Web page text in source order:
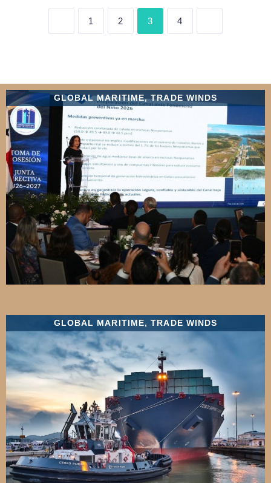
1 2 3 4
GLOBAL MARITIME,TRADE WINDS
GLOBAL MARITIME,TRADE WINDS